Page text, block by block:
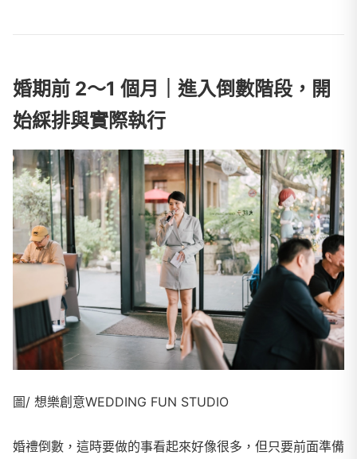
婚期前 2～1 個月｜進入倒數階段，開
始綵排與實際執行
圖/ 想樂創意WEDDING FUN STUDIO
婚禮倒數，這時要做的事看起來好像很多，但只要前面準備